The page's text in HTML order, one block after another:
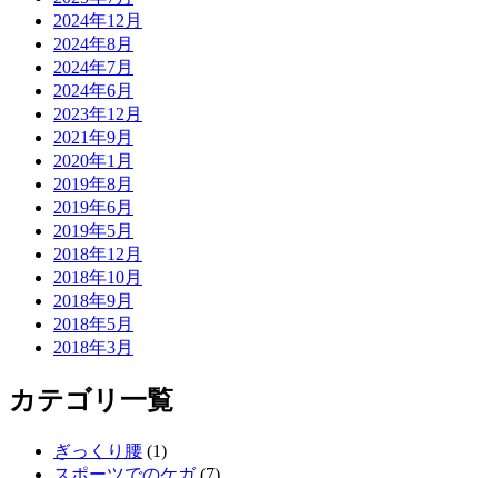
2024年12月
2024年8月
2024年7月
2024年6月
2023年12月
2021年9月
2020年1月
2019年8月
2019年6月
2019年5月
2018年12月
2018年10月
2018年9月
2018年5月
2018年3月
カテゴリ一覧
ぎっくり腰 (1)
スポーツでのケガ(7)